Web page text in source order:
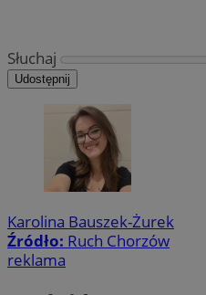
Słuchaj
Udostępnij
Karolina Bauszek-Żurek
Źródło: Ruch Chorzów
reklama